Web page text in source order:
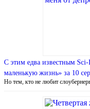
С этим едва известным
маленькую жизнь» за 10
Но тем, кто не любит